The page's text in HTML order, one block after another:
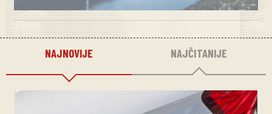
NAJNOVIJE NAJČITANIJE